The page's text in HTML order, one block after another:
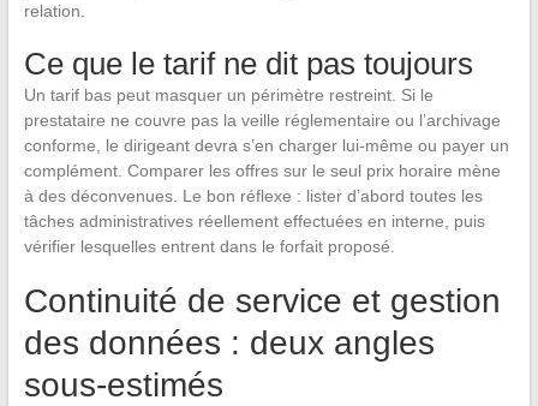
relation.
Ce que le tarif ne dit pas toujours
Un tarif bas peut masquer un périmètre restreint. Si le
prestataire ne couvre pas la veille réglementaire ou l’archivage
conforme, le dirigeant devra s’en charger lui-même ou payer un
complément. Comparer les offres sur le seul prix horaire mène
à des déconvenues. Le bon réflexe : lister d’abord toutes les
tâches administratives réellement effectuées en interne, puis
vérifier lesquelles entrent dans le forfait proposé.
Continuité de service et gestion
des données : deux angles
sous-estimés